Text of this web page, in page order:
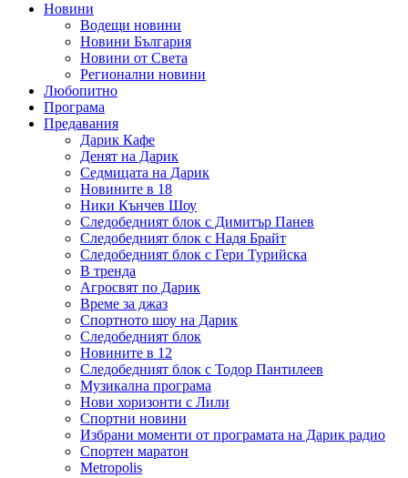
Новини
Водещи новини
Новини България
Новини от Света
Регионални новини
Любопитно
Програма
Предавания
Дарик Кафе
Денят на Дарик
Седмицата на Дарик
Новините в 18
Ники Кънчев Шоу
Следобедният блок с Димитър Панев
Следобедният блок с Надя Брайт
Следобедният блок с Гери Турийска
В тренда
Агросвят по Дарик
Време за джаз
Спортното шоу на Дарик
Следобедният блок
Новините в 12
Следобедният блок с Тодор Пантилеев
Музикална програма
Нови хоризонти с Лили
Спортни новини
Избрани моменти от програмата на Дарик радио
Спортен маратон
Metropolis